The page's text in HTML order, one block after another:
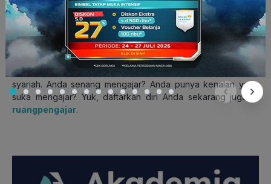
Semoga pembahasan kali ini cukup membantu Anda para
pengajar dalam memahami perencanaan keuangan secara
syariah. Anda senang mengajar? Anda punya kenalan yang
suka mengajar? Yuk, daftarkan diri Anda sekarang juga di
ruangpengajar.